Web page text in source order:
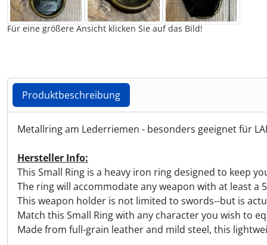
Für eine größere Ansicht klicken Sie auf das Bild!
Produktbeschreibung
Produktbeschreibung
Metallring am Lederriemen - besonders geeignet für
Hersteller Info:
This Small Ring is a heavy iron ring designed to keep
The ring will accommodate any weapon with at least a
This weapon holder is not limited to swords--but is
Match this Small Ring with any character you wish to
Made from full-grain leather and mild steel, this
Spardosen & Geldgeschenke (6)
Wikinger & Germanen (22)
Themen Kochbücher (6)
Wandbilder & Plaketten (47)
Weihnachten & Yule (7)
Weisheiten in kleinen Dosen (8)
Umhängetaschen (56)
Kerzenständer (20)
Markierungsbänder (4)
Messer, Taschenmesser & Beile (166)
Nähzubehör (4)
Props - Ohren, Schminke, Kunstblut & Co (44)
Sanduhren & Co (6)
Tiaras & Diademe
Jahreskreis (4)
Räuchern, Pendeln & Co (7)
Runen & Ogham
Tarot & Divination (4)
Ritualkleidung & Roben (31)
Wikinger & Germanen (22)
Trommeln, Klagschalen & Musikinstrumente
Wandbilder & Plaketten (32)
Wellness & Entschleunigung
Zauberstäbe & Ritualdolch (20)